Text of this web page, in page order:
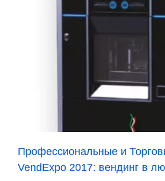
Профессиональные и
VendExpo 2017: вендинг в